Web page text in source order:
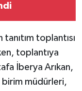
tanıtım toplantısı
toplantıya
İberya Arıkan,
birim müdürleri,